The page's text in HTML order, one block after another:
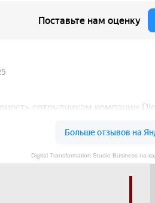
Digital Transformation Studio Business на